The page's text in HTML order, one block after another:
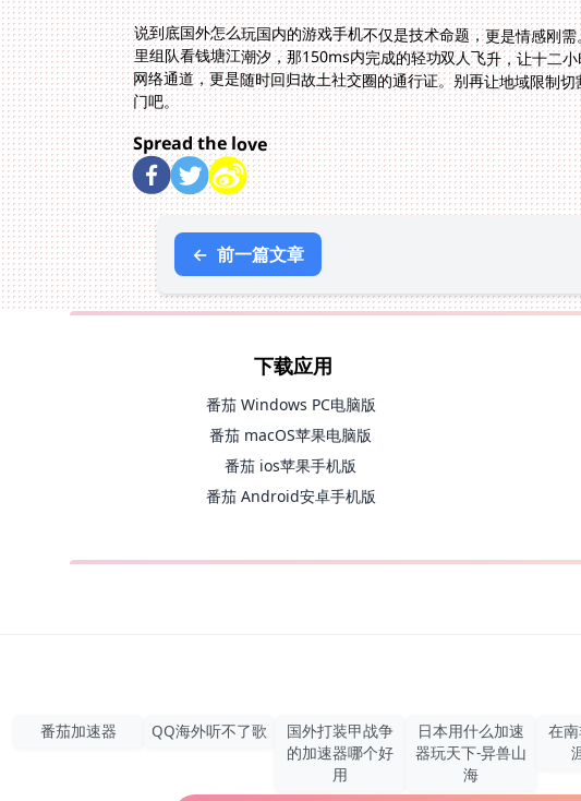
说到底国外怎么玩国内的游戏手机不仅是技术命题，更是情感刚
里组队看钱塘江潮汐，那150ms内完成的轻功双人飞升，让十二
网络通道，更是随时回归故土社交圈的通行证。别再让地域限制
门吧。
Spread the love
← 前一篇文章
下载应用
番茄 Windows PC电脑版
番茄 macOS苹果电脑版
番茄 ios苹果手机版
番茄 Android安卓手机版
番茄加速器 QQ海外听不了歌
国外打装甲战争
的加速器哪个好
用
日本用什么加速
器玩天下-异兽山
海
在